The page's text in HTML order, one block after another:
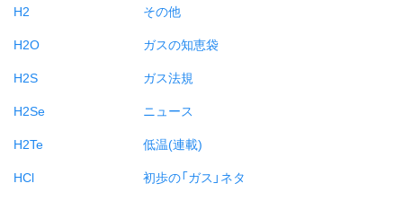
H2
H2O
H2S
H2Se
H2Te
HCl
その他
ガスの知恵袋
ガス法規
ニュース
低温(連載)
初歩の「ガス」ネタ